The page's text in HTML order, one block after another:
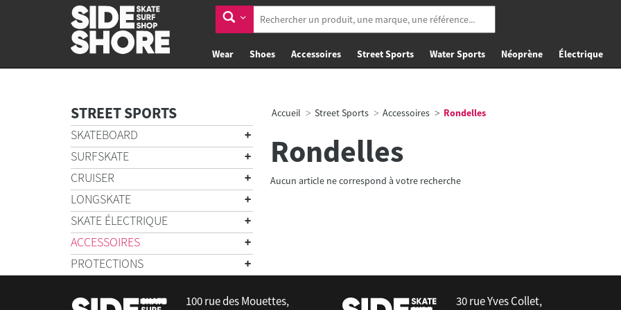
Wear Shoes Accessoires Street Sports Water Sports Néoprène Électrique
STREET SPORTS
SKATEBOARD
SURFSKATE
CRUISER
LONGSKATE
SKATE ÉLECTRIQUE
ACCESSOIRES
PROTECTIONS
Accueil Street Sports Accessoires Rondelles
Rondelles
Aucun article ne correspond à votre recherche
100 rue des Mouettes,
30 rue Yves Collet,